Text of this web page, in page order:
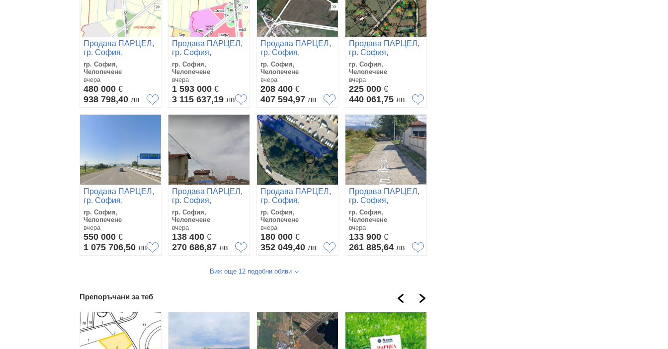
Продава ПАРЦЕЛ,
гр. София,
Челопечене
гр. София,
Челопечене
вчера
480 000 €
938 798,40 лв
Продава ПАРЦЕЛ,
гр. София,
Челопечене
гр. София,
Челопечене
вчера
1 593 000 €
3 115 637,19 лв
Продава ПАРЦЕЛ,
гр. София,
Челопечене
гр. София,
Челопечене
вчера
208 400 €
407 594,97 лв
Продава ПАРЦЕЛ,
гр. София,
Челопечене
гр. София,
Челопечене
вчера
225 000 €
440 061,75 лв
Продава ПАРЦЕЛ,
гр. София,
Челопечене
гр. София,
Челопечене
вчера
550 000 €
1 075 706,50 лв
Продава ПАРЦЕЛ,
гр. София,
Челопечене
гр. София,
Челопечене
вчера
138 400 €
270 686,87 лв
Продава ПАРЦЕЛ,
гр. София,
Челопечене
гр. София,
Челопечене
вчера
180 000 €
352 049,40 лв
Продава ПАРЦЕЛ,
гр. София,
Челопечене
гр. София,
Челопечене
вчера
133 900 €
261 885,64 лв
Виж още 12 подобни обяви
Препоръчани за теб